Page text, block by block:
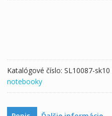
A15HV01
Katalógové číslo: SL10087-sk10
notebooky